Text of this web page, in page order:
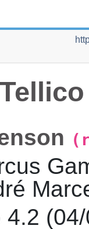
Tellico
4.2 (